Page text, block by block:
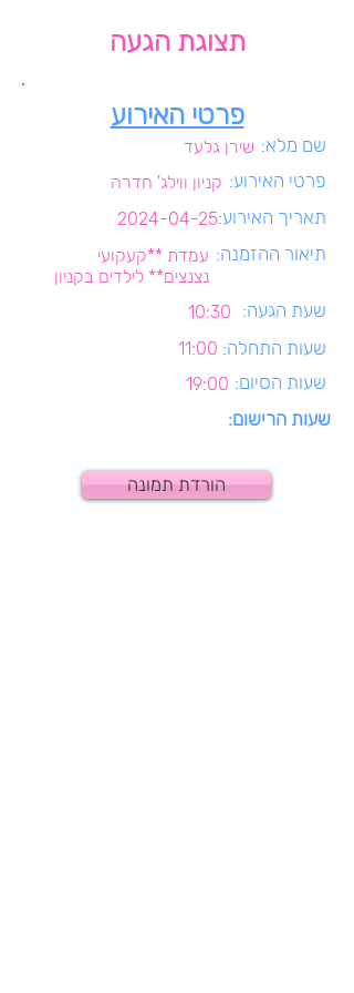
תצוגת הגעה
פרטי האירוע
שירן גלעד שם מלא:
קניון ווילג' חדרה פרטי האירוע:
2024-04-25תאריך האירוע:
עמדת **קעקועי
נצנצים** לילדים בקניון
תיאור ההזמנה:
10:30 שעת הגעה:
11:00 שעות התחלה:
19:00 שעות הסיום:
שעות הרישום:
הורדת תמונה